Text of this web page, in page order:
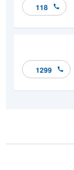
118
1299